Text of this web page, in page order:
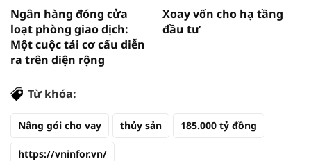
Ngân hàng đóng cửa
loạt phòng giao dịch:
Một cuộc tái cơ cấu diễn
ra trên diện rộng
Xoay vốn cho hạ tầng
đầu tư
Từ khóa:
Nâng gói cho vay thủy sản 185.000 tỷ đồng
https://vninfor.vn/